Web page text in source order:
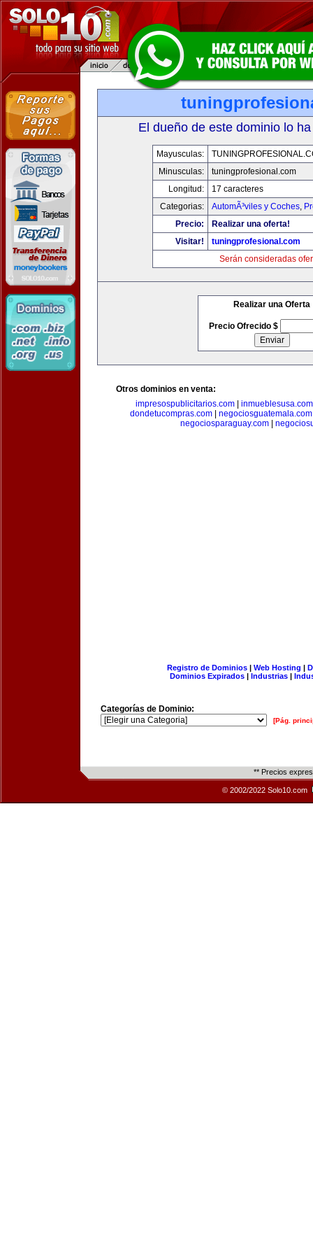
El dueño de este dominio lo
Mayusculas:
Minusculas:
tuningprofesional.com
Longitud:
17 caracteres
Categorias:
AutomÃ³viles y Coches,
Precio:
Realizar una oferta!
Visitar!
tuningprofesional.com
Serán consideradas
Realizar una Oferta
Precio Ofrecido $
Otros dominios en venta:
impresospublicitarios.com
inmueblesusa.com
dondetucompras.com| negociosguatemala.com
negociosparaguay.com
Registro de Dominios| Web Hosting |
Dominios Expirados | Industrias |
Categorías de Dominio:
[Pág.
** Precios
© 2002/2022 Solo10.com